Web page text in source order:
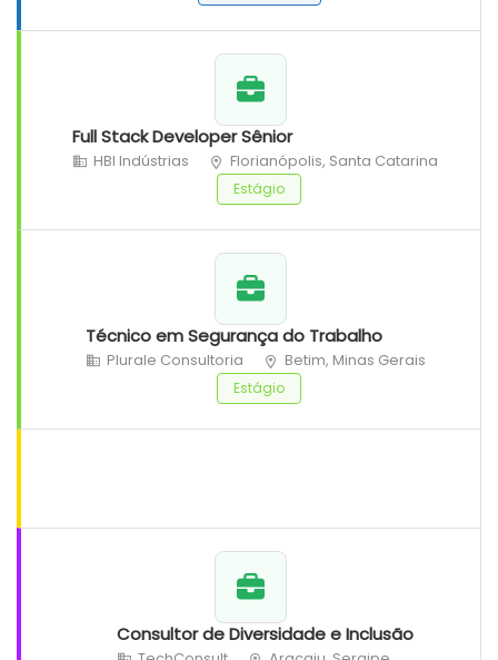
Full Stack Developer Sênior
HBI Indústrias Florianópolis, Santa Catarina
Estágio
Técnico em Segurança do Trabalho
Plurale Consultoria Betim, Minas Gerais
Estágio
Consultor de Diversidade e Inclusão